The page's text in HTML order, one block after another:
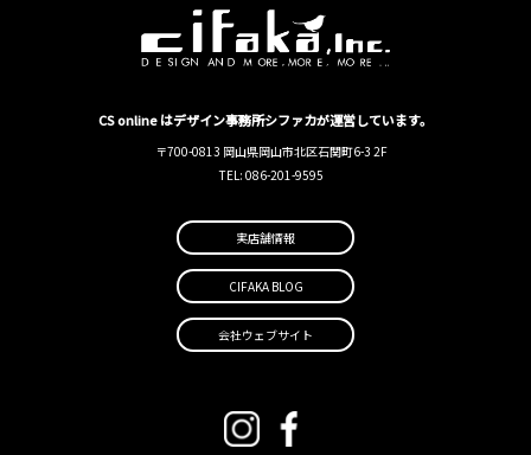
CS online はデザイン事務所シファカが運営しています。
〒700-0813 岡山県岡山市北区石関町6-3 2F
TEL: 086-201-9595
実店舗情報
CIFAKA BLOG
会社ウェブサイト